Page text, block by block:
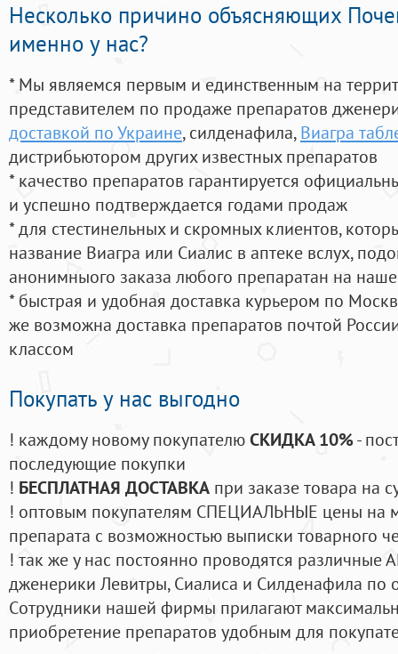
Несколько причино объясняющих
именно у нас?
* Мы являемся первым и единственным на
представителем по продаже препаратов
доставкой по Украине, силденафила, Виагра
дистрибьютором других известных препаратов
* качество препаратов гарантируется
и успешно подтверждается годами продаж
* для стестинельных и скромных клиентов,
название Виагра или Сиалис в аптеке вслух,
анонимныого заказа любого препаратан на
* быстрая и удобная доставка курьером по
же возможна доставка препаратов почтой
классом
Покупать у нас выгодно
! каждому новому покупателюСКИДКА 10%-
последующие покупки
! БЕСПЛАТНАЯ ДОСТАВКА при заказе товара на
! оптовым покупателям СПЕЦИАЛЬНЫЕ цены на
препарата с возможностью выписки товарного
! так же у нас постоянно проводятся
дженерики Левитры, Сиалиса и Силденафила по
Cотрудники нашей фирмы прилагают
приобретение препаратов удобным для